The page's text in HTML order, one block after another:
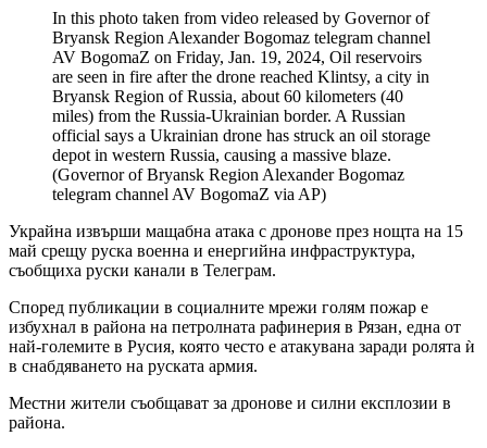
In this photo taken from video released by Governor of
Bryansk Region Alexander Bogomaz telegram channel
AV BogomaZ on Friday, Jan. 19, 2024, Oil reservoirs
are seen in fire after the drone reached Klintsy, a city in
Bryansk Region of Russia, about 60 kilometers (40
miles) from the Russia-Ukrainian border. A Russian
official says a Ukrainian drone has struck an oil storage
depot in western Russia, causing a massive blaze.
(Governor of Bryansk Region Alexander Bogomaz
telegram channel AV BogomaZ via AP)
Украйна извърши мащабна атака с дронове през нощта на 15
май срещу руска военна и енергийна инфраструктура,
съобщиха руски канали в Телеграм.
Според публикации в социалните мрежи голям пожар е
избухнал в района на петролната рафинерия в Рязан, една от
най-големите в Русия, която често е атакувана заради ролята ѝ
в снабдяването на руската армия.
Местни жители съобщават за дронове и силни експлозии в
района.